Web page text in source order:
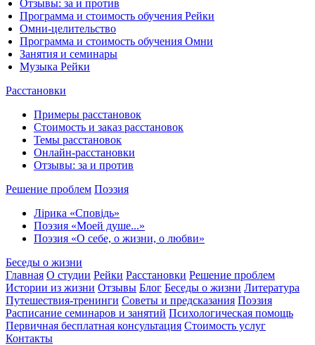
Отзывы: за и против
Программа и стоимость обучения Рейки
Омни-целительство
Программа и стоимость обучения Омни
Занятия и семинары
Музыка Рейки
Расстановки
Примеры расстановок
Стоимость и заказ расстановок
Темы расстановок
Онлайн-расстановки
Отзывы: за и против
Решение проблем Поэзия
Лірика «Сповідь»
Поэзия «Моей душе...»
Поэзия «О себе, о жизни, о любви»
Беседы о жизни
Главная О студии Рейки Расстановки Решение проблем
Истории из жизни Отзывы Блог Беседы о жизни Литература
Путешествия-тренинги Советы и предсказания Поэзия
Расписание семинаров и занятий Психологическая помощь
Первичная бесплатная консультация Стоимость услуг
Контакты